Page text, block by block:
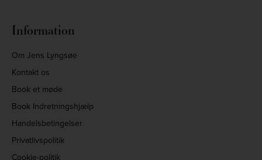
Information
Om Jens Lyngsøe
Kontakt os
Book et møde
Book Indretningshjælp
Handelsbetingelser
Privatlivspolitik
Cookie-politik